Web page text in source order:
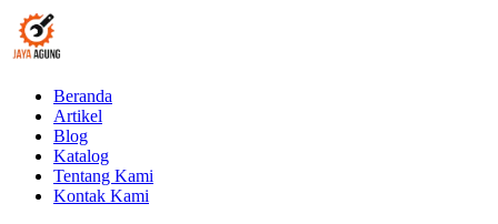
Beranda
Artikel
Blog
Katalog
Tentang Kami
Kontak Kami